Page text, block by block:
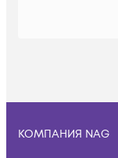
КОМПАНИЯ NAG